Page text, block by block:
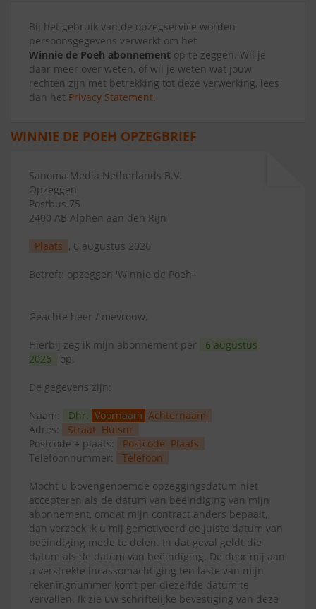
Bij het gebruik van de opzegservice worden
persoonsgegevens verwerkt om het
Winnie de Poeh abonnement op te zeggen. Wil je
daar meer over weten, of wil je weten wat jouw
rechten zijn met betrekking tot deze verwerking, lees
dan het Privacy Statement.
WINNIE DE POEH OPZEGBRIEF
Sanoma Media Netherlands B.V.
Opzeggen
Postbus 75
2400 AB Alphen aan den Rijn
Plaats , 6 augustus 2026
Betreft: opzeggen 'Winnie de Poeh'
Geachte heer / mevrouw,
Hierbij zeg ik mijn abonnement per
6 augustus
2026
op.
De gegevens zijn:
Naam: Dhr. Voornaam Achternaam
Adres:
Straat Huisnr
Postcode + plaats:
Postcode Plaats
Telefoonnummer:
Telefoon
Mocht u bovengenoemde opzeggingsdatum niet
accepteren als de datum van beëindiging van mijn
abonnement, omdat mijn contract anders bepaalt,
dan verzoek ik u mij gemotiveerd de juiste datum van
beëindiging mede te delen. In dat geval geldt die
datum als de datum van beëindiging. De door mij aan
u verstrekte incassomachtiging ten laste van mijn
rekeningnummer komt per diezelfde datum te
vervallen. Ik zie uw schriftelijke bevestiging van deze